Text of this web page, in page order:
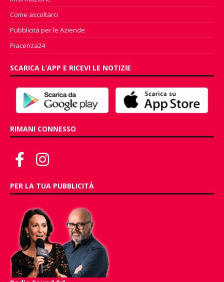
Come ascoltarci
Pubblicità per le Aziende
Piacenza24
SCARICA L’APP E RICEVI LE NOTIZIE
RIMANI CONNESSO
PER LA TUA PUBBLICITÀ